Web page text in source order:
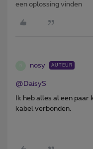
een oplossing vinden
nosy AUTEUR
@DaisyS
Ik heb alles al een
kabel verbonden.